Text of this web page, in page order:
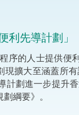
اردو (烏爾都語)
Việt (越南語)
先導計劃」
的人士提供便
擴大至涵蓋所
劃進一步提升
綱要》。